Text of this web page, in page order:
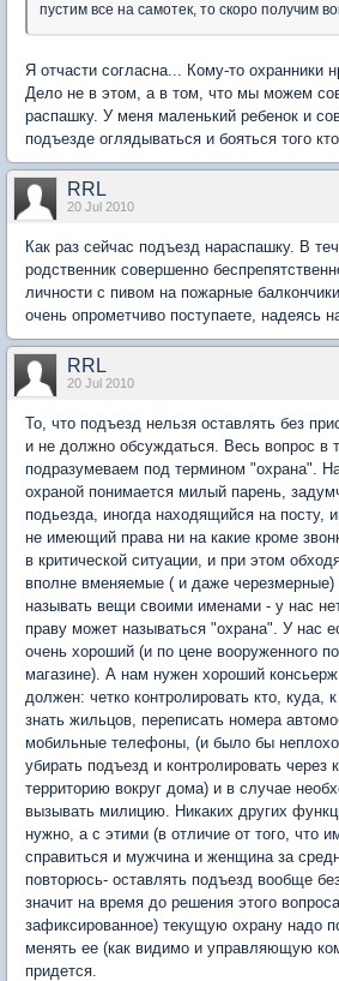
пустим все на самотек, то скоро получим
Я отчасти согласна... Кому-то охранники
Дело не в этом, а в том, что мы можем
распашку. У меня маленький ребенок и
подъезде оглядываться и бояться того
RRL
20 Jul 2010
Как раз сейчас подъезд нараспашку. В
родственник совершенно
личности с пивом на пожарные
очень опрометчиво поступаете, надеясь
RRL
20 Jul 2010
То, что подъезд нельзя оставлять без
и не должно обсуждаться. Весь вопрос в
подразумеваем под термином "охрана".
охраной понимается милый парень,
подьезда, иногда находящийся на посту,
не имеющий права ни на какие кроме
в критической ситуации, и при этом
вполне вменяемые ( и даже черезмерные)
называть вещи своими именами - у нас
праву может называться "охрана". У нас
очень хороший (и по цене вооруженного
магазине). А нам нужен хороший
должен: четко контролировать кто, куда,
знать жильцов, переписать номера
мобильные телефоны, (и было бы
убирать подъезд и контролировать
территорию вокруг дома) и в случае
вызывать милицию. Никаких других
нужно, а с этими (в отличие от того, что
справиться и мужчина и женщина за
повторюсь- оставлять подъезд вообще
значит на время до решения этого
зафиксированное) текущую охрану надо
менять ее (как видимо и управляющую
придется.